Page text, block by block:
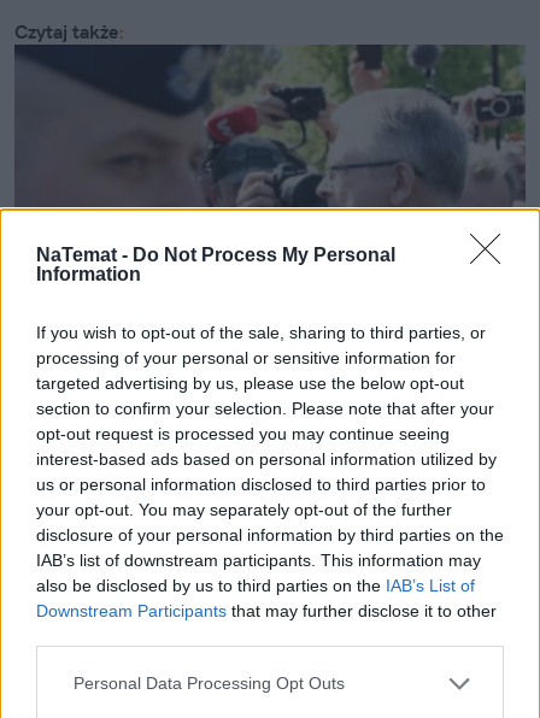
NaTemat - Do Not Process My Personal
Information
If you wish to opt-out of the sale, sharing to third parties, or
processing of your personal or sensitive information for
targeted advertising by us, please use the below opt-out
section to confirm your selection. Please note that after your
opt-out request is processed you may continue seeing
interest-based ads based on personal information utilized by
us or personal information disclosed to third parties prior to
your opt-out. You may separately opt-out of the further
disclosure of your personal information by third parties on the
IAB’s list of downstream participants. This information may
also be disclosed by us to third parties on the IAB’s List of
Downstream Participants that may further disclose it to other
Personal Data Processing Opt Outs
Czytaj także:
Wiadomości
Restrykcje w poruszaniu się po Polsce.
Sikorski zdecydował ze względu na
"wojnę hybrydową"
Nie przegap żadnej ważnej wiadomości i
obserwuj nas w Google News!